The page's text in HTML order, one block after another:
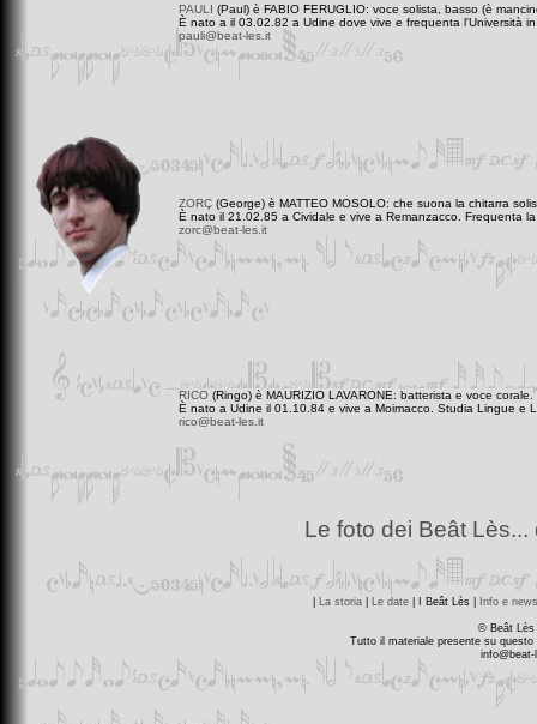
PAULI (Paul) è FABIO FERUGLIO: voce solista, basso (è
È nato a il 03.02.82 a Udine dove vive e frequenta l'Università
pauli@beat-les.it
ZORÇ (George) è MATTEO MOSOLO: che suona la chitarra
È nato il 21.02.85 a Cividale e vive a Remanzacco. Frequenta
zorc@beat-les.it
RICO (Ringo) è MAURIZIO LAVARONE: batterista e voce corale.
È nato a Udine il 01.10.84 e vive a Moimacco. Studia Lingue e
rico@beat-les.it
Le foto dei Beât
| La storia | Le date | I Beât Lès | Info e
© Beât Lès
Tutto il materiale presente su